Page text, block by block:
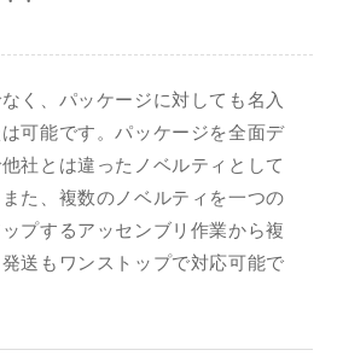
く、パッケージに対しても名入
可能です。パッケージを全面デ
社とは違ったノベルティとして
た、複数のノベルティを一つの
プするアッセンブリ作業から複
送もワンストップで対応可能で